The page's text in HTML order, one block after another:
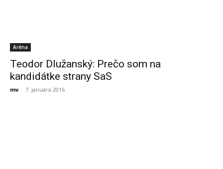
Aréna
Teodor Dlužanský: Prečo som na
kandidátke strany SaS
mv - 7. januára 2016